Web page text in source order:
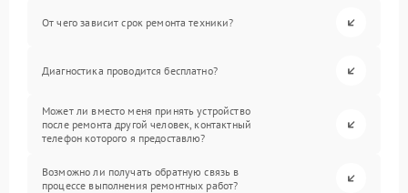
От чего зависит срок ремонта техники?
Диагностика проводится бесплатно?
Может ли вместо меня принять устройство
после ремонта другой человек, контактный
телефон которого я предоставлю?
Возможно ли получать обратную связь в
процессе выполнения ремонтных работ?